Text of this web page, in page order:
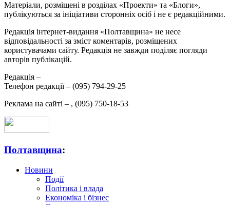
Матеріали, розміщені в розділах «Проекти» та «Блоги»,
публікуються за ініціативи сторонніх осіб і не є редакційними.
Редакція інтернет-видання «Полтавщина» не несе
відповідальності за зміст коментарів, розміщених
користувачами сайту. Редакція не завжди поділяє погляди
авторів публікацій.
Редакція –
Телефон редакції – (095) 794-29-25
Реклама на сайті – , (095) 750-18-53
Полтавщина:
Новини
Події
Політика і влада
Економіка і бізнес